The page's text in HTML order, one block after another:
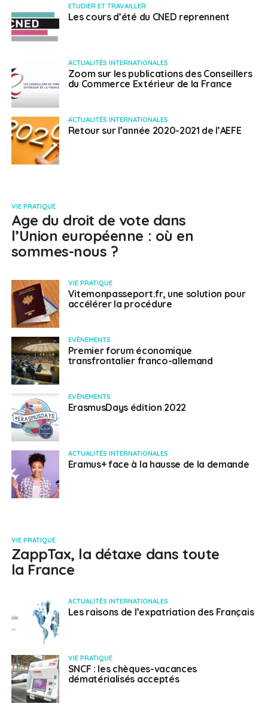
ETUDIER ET TRAVAILLER
Les cours d’été du CNED reprennent
ACTUALITÉS INTERNATIONALES
Zoom sur les publications des Conseillers
du Commerce Extérieur de la France
ACTUALITÉS INTERNATIONALES
Retour sur l’année 2020-2021 de l’AEFE
VIE PRATIQUE
Age du droit de vote dans
l’Union européenne : où en
sommes-nous ?
VIE PRATIQUE
Vitemonpasseport.fr, une solution pour
accélérer la procédure
EVÈNEMENTS
Premier forum économique
transfrontalier franco-allemand
EVÈNEMENTS
ErasmusDays édition 2022
ACTUALITÉS INTERNATIONALES
Eramus+ face à la hausse de la demande
VIE PRATIQUE
ZappTax, la détaxe dans toute
la France
ACTUALITÉS INTERNATIONALES
Les raisons de l’expatriation des Français
VIE PRATIQUE
SNCF : les chèques-vacances
dématérialisés acceptés